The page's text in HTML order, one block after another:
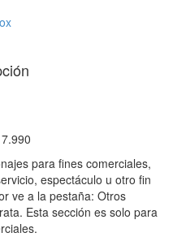
para fines comerciales,
espectáculo u otro fin
ve a la pestaña: Otros
Esta sección es solo para